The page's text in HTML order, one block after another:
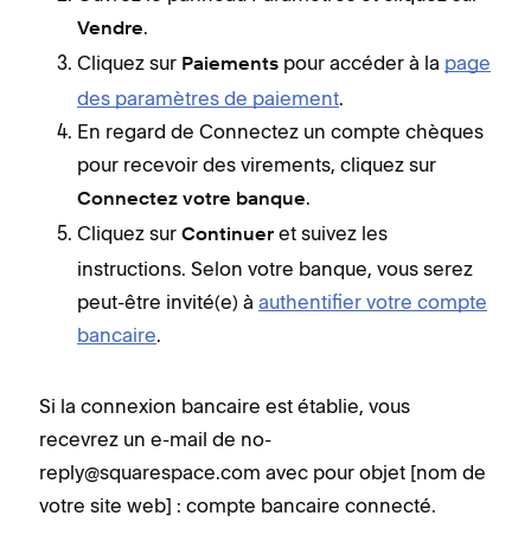
Vendre.
Cliquez sur Paiements pour accéder à la page
des paramètres de paiement.
En regard de Connectez un compte chèques
pour recevoir des virements, cliquez sur
Connectez votre banque.
Cliquez sur Continuer et suivez les
instructions. Selon votre banque, vous serez
peut-être invité(e) à authentifier votre compte
bancaire.
Si la connexion bancaire est établie, vous
recevrez un e-mail de no-
reply@squarespace.com avec pour objet [nom de
votre site web] : compte bancaire connecté.